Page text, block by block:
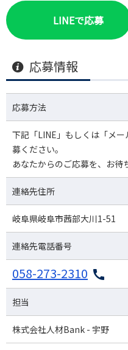
LINEで応募
応募情報
応募方法
下記「LINE」もしくは「メ
募ください。
あなたからのご応募を、お待
連絡先住所
岐阜県岐阜市茜部大川1-51
連絡先電話番号
058-273-2310
担当
株式会社人材Bank - 宇野